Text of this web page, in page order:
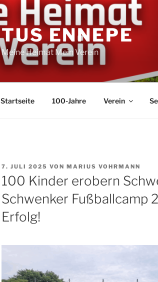
TUS ENNEPE
Meine Heimat Mein Verein
Startseite 100-Jahre Verein
VERÖFFENTLICHT
AM
7. JULI 2025 VON MARIUS VOHRMANN
100 Kinder erobern
Schwenker Fußballcamp
Erfolg!